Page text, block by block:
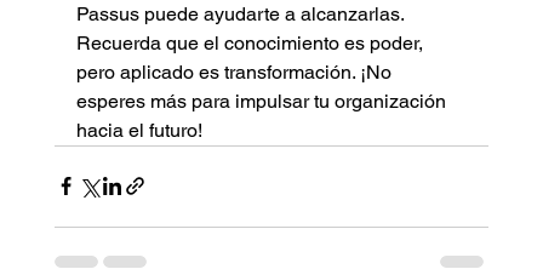
Passus puede ayudarte a alcanzarlas.
Recuerda que el conocimiento es poder,
pero aplicado es transformación. ¡No
esperes más para impulsar tu organización
hacia el futuro!